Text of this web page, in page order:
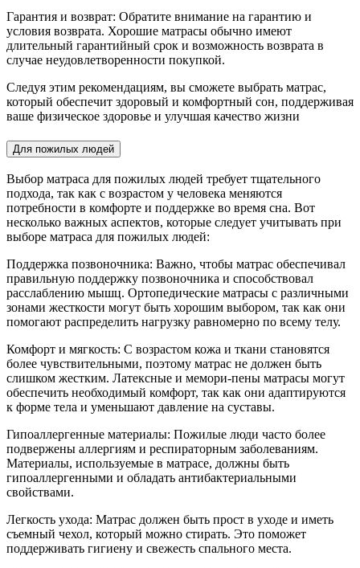
Гарантия и возврат: Обратите внимание на гарантию и
условия возврата. Хорошие матрасы обычно имеют
длительный гарантийный срок и возможность возврата в
случае неудовлетворенности покупкой.
Следуя этим рекомендациям, вы сможете выбрать матрас,
который обеспечит здоровый и комфортный сон, поддерживая
ваше физическое здоровье и улучшая качество жизни
Для пожилых людей
Выбор матраса для пожилых людей требует тщательного
подхода, так как с возрастом у человека меняются
потребности в комфорте и поддержке во время сна. Вот
несколько важных аспектов, которые следует учитывать при
выборе матраса для пожилых людей:
Поддержка позвоночника: Важно, чтобы матрас обеспечивал
правильную поддержку позвоночника и способствовал
расслаблению мышц. Ортопедические матрасы с различными
зонами жесткости могут быть хорошим выбором, так как они
помогают распределить нагрузку равномерно по всему телу.
Комфорт и мягкость: С возрастом кожа и ткани становятся
более чувствительными, поэтому матрас не должен быть
слишком жестким. Латексные и мемори-пены матрасы могут
обеспечить необходимый комфорт, так как они адаптируются
к форме тела и уменьшают давление на суставы.
Гипоаллергенные материалы: Пожилые люди часто более
подвержены аллергиям и респираторным заболеваниям.
Материалы, используемые в матрасе, должны быть
гипоаллергенными и обладать антибактериальными
свойствами.
Легкость ухода: Матрас должен быть прост в уходе и иметь
съемный чехол, который можно стирать. Это поможет
поддерживать гигиену и свежесть спального места.